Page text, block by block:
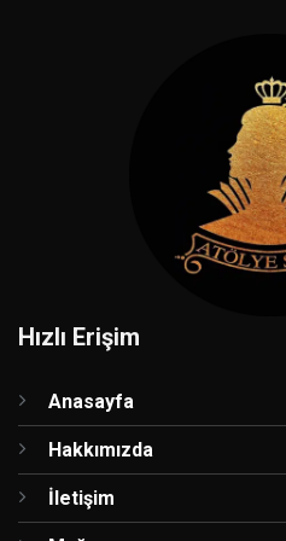
Hızlı Erişim
Anasayfa
Hakkımızda
İletişim